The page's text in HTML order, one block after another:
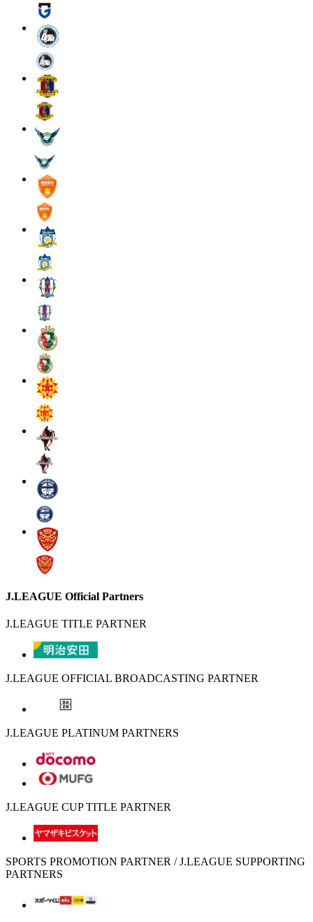
J.LEAGUE Official Partners
J.LEAGUE TITLE PARTNER
J.LEAGUE OFFICIAL BROADCASTING PARTNER
J.LEAGUE PLATINUM PARTNERS
J.LEAGUE CUP TITLE PARTNER
SPORTS PROMOTION PARTNER / J.LEAGUE SUPPORTING
PARTNERS